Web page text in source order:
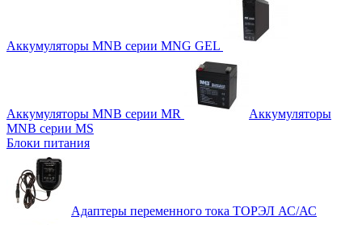
Аккумуляторы MNB серии MNG GEL
Аккумуляторы MNB серии MR
Аккумуляторы
MNB серии MS
Блоки питания
Адаптеры переменного тока ТОРЭЛ АС/АС